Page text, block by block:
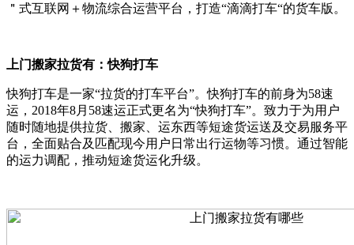
＂式互联网＋物流综合运营平台，打造“滴滴打车“的货车版。
上门搬家拉货有 ：快狗打车
快狗打车是一家“拉货的打车平台”。快狗打车的前身为58速
运，2018年8月58速运正式更名为“快狗打车”。致力于为用户
随时随地提供拉货、搬家、运东西等短途货运送及交易服务平
台，全面贴合及匹配现今用户日常出行运物等习惯。通过智能
的运力调配，推动短途货运化升级。